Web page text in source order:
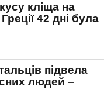
кліща на
42 дні була
підвела
людей –